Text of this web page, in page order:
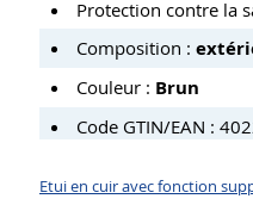
Protection contre la
Composition :
Couleur : Brun
Code GTIN/EAN :
Etui en cuir avec fonction